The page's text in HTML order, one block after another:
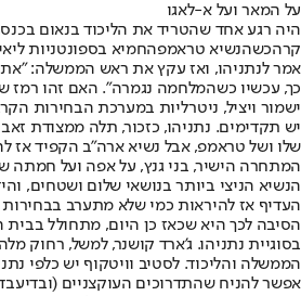
על המאר ועל א-לאגו
היה רגע אחד שהטריד את הליכוד בנאום
קרהכשהנשיא טראמפהחמיא בספונטניות
אמר לנתניהו, ואז עקץ את ראש הממשלה:
כך, עכשיו כשהמלחמה נגמרה". האם זהו רמז
ישמור ויציל, ניטרליות במערכת הבחירות
שלו ושל טראמפ, אבל נשיא ארה"ב הקפיד אז
המתחרה הישיר, בני גנץ, על אפה ועל
הנשיא הניצי ביותר בנושאי שלום ושטחים,
העדיף אז להיראות כמי שלא מתערב בבחירות
הסיבה לכך היא שכאז כן היום, מתחולל בבית
בסוגיית נתניהו. ג'ארד קושנר, למשל, רחוק
הממשלה והליכוד. לסטיב וויטקוף יש כלפי
אפשר להניח שהתדרוכים העוקצניים